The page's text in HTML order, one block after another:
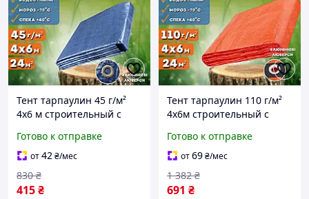
Тент тарпаулин 45 г/м²
4х6 м строительный с
навес водостойкий от
солнца и дождя для
беседки
Готово к отправке
от42₴/мес
415₴
830 ₴
Тент тарпаулин 110 г/м²
4х6м строительный с
навес водостойкий от
солнца и дождя для
беседки
Готово к отправке
от69₴/мес
691 ₴
1 382 ₴